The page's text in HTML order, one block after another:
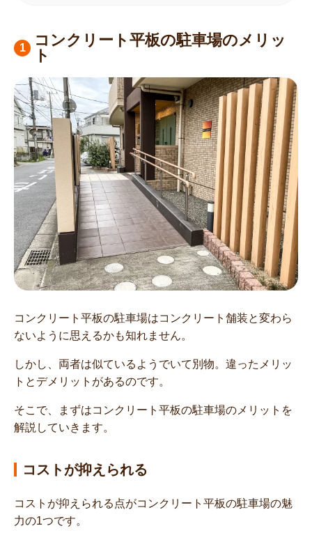
コンクリート平板の駐車場のメリッ
ト
コンクリート平板の駐車場はコンクリート舗装と変わら
ないように思えるかも知れません。
しかし、両者は似ているようでいて別物。違ったメリッ
トとデメリットがあるのです。
そこで、まずはコンクリート平板の駐車場のメリットを
解説していきます。
コストが抑えられる
コストが抑えられる点がコンクリート平板の駐車場の魅
力の1つです。